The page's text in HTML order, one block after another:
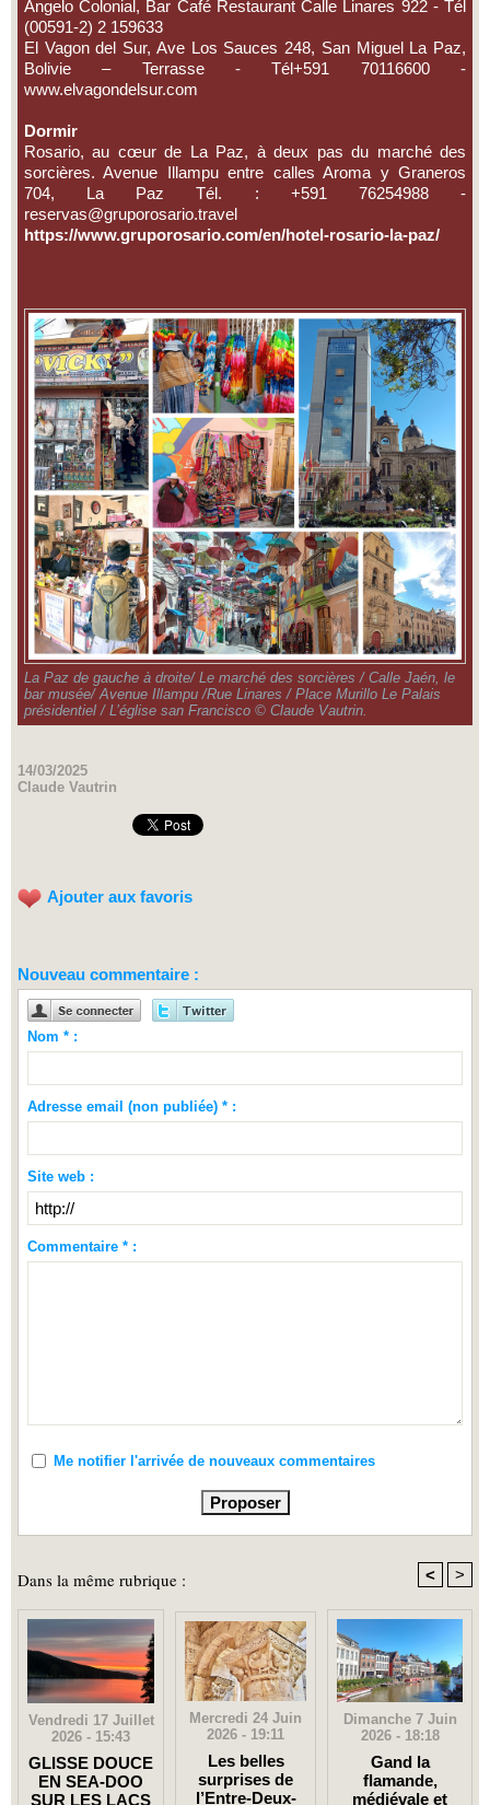
Angelo Colonial, Bar Café Restaurant Calle Linares 922 - Tél
(00591-2) 2 159633
El Vagon del Sur, Ave Los Sauces 248, San Miguel La Paz,
Bolivie – Terrasse - Tél+591 70116600 -
www.elvagondelsur.com
Dormir
Rosario, au cœur de La Paz, à deux pas du marché des
sorcières. Avenue Illampu entre calles Aroma y Graneros
704, La Paz Tél. : +591 76254988 -
reservas@gruporosario.travel
https://www.gruporosario.com/en/hotel-rosario-la-paz/
La Paz de gauche à droite/ Le marché des sorcières / Calle Jaén, le
bar musée/ Avenue Illampu /Rue Linares / Place Murillo Le Palais
présidentiel / L’église san Francisco © Claude Vautrin.
14/03/2025
Claude Vautrin
Ajouter aux favoris
Nouveau commentaire :
Nom * :
Adresse email (non publiée) * :
Site web :
Commentaire * :
Me notifier l'arrivée de nouveaux commentaires
Dans la même rubrique : < >
Vendredi 17 Juillet
2026 - 15:43
GLISSE DOUCE
EN SEA-DOO
SUR LES LACS
Mercredi 24 Juin
2026 - 19:11
Les belles
surprises de
l’Entre-Deux-
Dimanche 7 Juin
2026 - 18:18
Gand la
flamande,
médiévale et